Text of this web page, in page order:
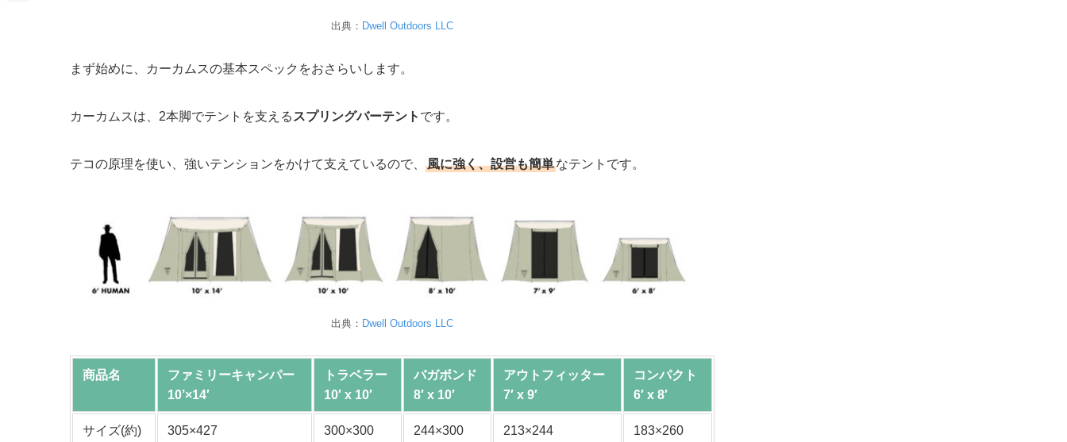
出典： Dwell Outdoors LLC
まず始めに、カーカムスの基本スペックをおさらいします。
カーカムスは、 2本脚でテントを支える スプリングバーテント です。
テコの原理を使い、強いテンションをかけて支えているので、 風に強く、設営も簡単なテントです。
出典： Dwell Outdoors LLC
商品名
ファミリーキャンパー
10’×14′
トラベラー
10′ x 10′
バガボンド
8′ x 10′
アウトフィッター
7′ x 9′
コンパクト
6′ x 8′
サイズ(約)
305×427
300×300
244×300
213×244
183×260